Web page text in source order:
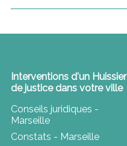
Interventions d'un Huissier
de justice dans votre ville
Conseils juridiques -
Marseille
Constats - Marseille